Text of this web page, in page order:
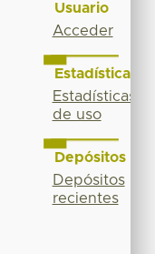
Usuario
Acceder
Estadísticas
Estadísticas
de uso
Depósitos
Depósitos
recientes